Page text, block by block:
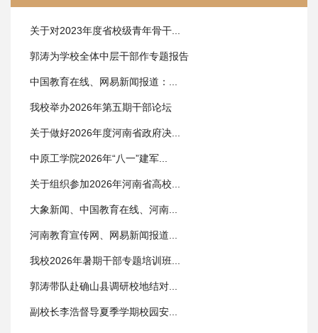
关于对2023年度省校级青年骨干...
郭涛为学校全体中层干部作专题报告
中国教育在线、网易新闻报道：...
我校举办2026年第五期干部论坛
关于做好2026年度河南省政府决...
中原工学院2026年“八一”建军...
关于组织参加2026年河南省高校...
大象新闻、中国教育在线、河南...
河南教育宣传网、网易新闻报道...
我校2026年暑期干部专题培训班...
郭涛带队赴确山县调研校地结对...
副校长李浩督导夏季学期校园安...